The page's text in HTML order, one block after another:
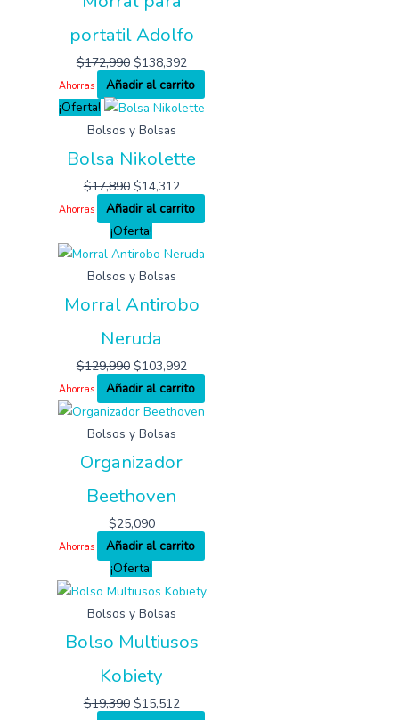
portatil Adolfo
$172,990 $138,392
Ahorras
Añadir al carrito
¡Oferta!
Bolsos y Bolsas
Bolsa Nikolette
$17,890 $14,312
Ahorras
Añadir al carrito
¡Oferta!
Bolsos y Bolsas
Morral Antirobo
Neruda
$129,990 $103,992
Ahorras Añadir al carrito
Bolsos y Bolsas
Organizador
Beethoven
$25,090
Ahorras
Añadir al carrito
¡Oferta!
Bolsos y Bolsas
Bolso Multiusos
Kobiety
$19,390 $15,512